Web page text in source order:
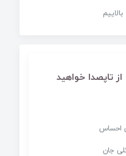
تاپصدا خواهید
احساس
جان